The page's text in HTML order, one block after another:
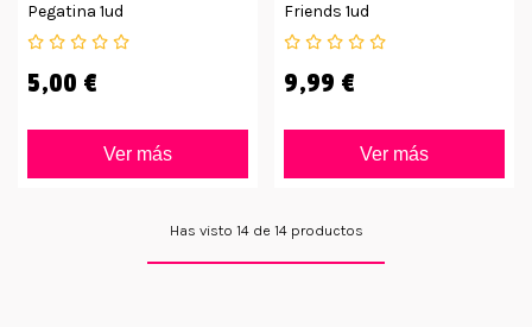
Pegatina 1ud
5,00 €
Ver más
Friends 1ud
9,99 €
Ver más
Has visto 14 de 14 productos